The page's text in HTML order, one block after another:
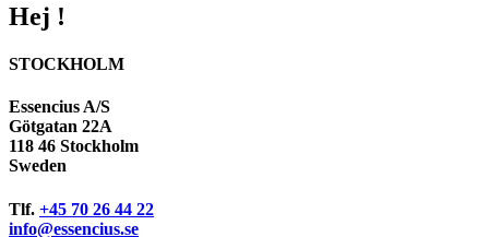
Hej !
STOCKHOLM
Essencius A/S
Götgatan 22A
118 46 Stockholm
Sweden
Tlf. +45 70 26 44 22
info@essencius.se